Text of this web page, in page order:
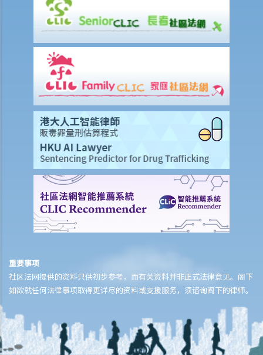
重要事项
社区法网提供的资料只供初步参考，而有关资料并非正式法律意见。阁下
如欲就任何法律事项取得更详尽的资料或支援服务，须谘询阁下的律师。